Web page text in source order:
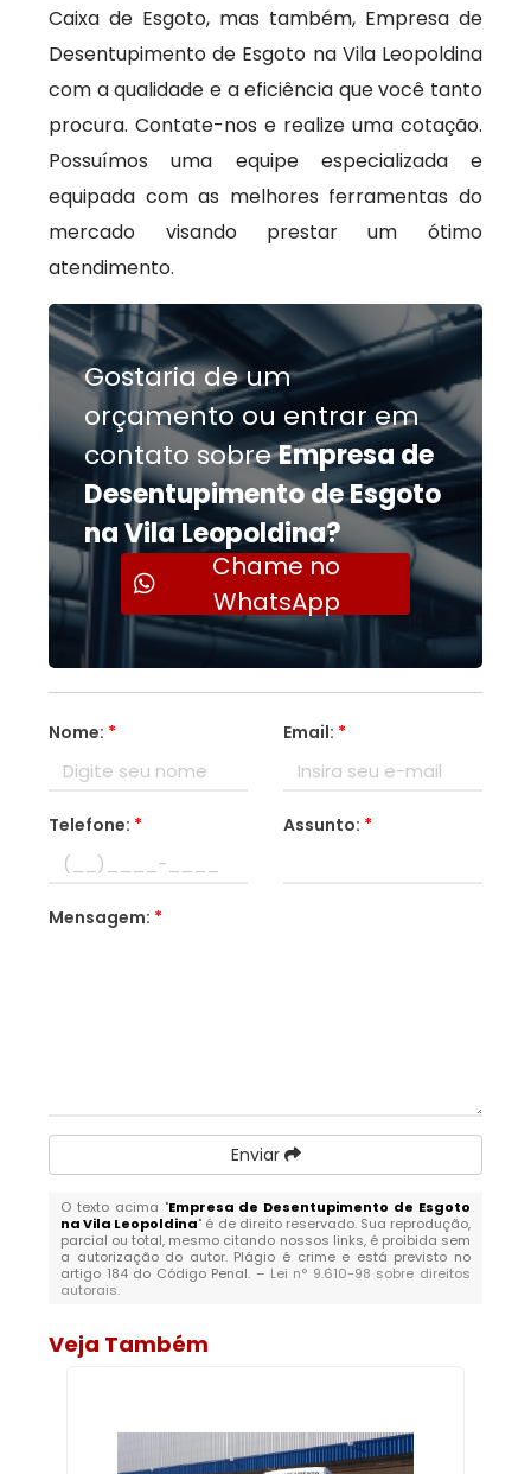
Caixa de Esgoto, mas também, Empresa de
Desentupimento de Esgoto na Vila Leopoldina
com a qualidade e a eficiência que você tanto
procura. Contate-nos e realize uma cotação.
Possuímos uma equipe especializada e
equipada com as melhores ferramentas do
mercado visando prestar um ótimo
atendimento.
Gostaria de um
orçamento ou entrar em
contato sobreEmpresa de
Desentupimento de Esgoto
na Vila Leopoldina?
Chame no
WhatsApp
Nome: * Email: *
Telefone: * Assunto: *
Mensagem: *
Enviar
O texto acima "Empresa de Desentupimento de Esgoto
na Vila Leopoldina" é de direito reservado. Sua reprodução,
parcial ou total, mesmo citando nossos links, é proibida sem
a autorização do autor. Plágio é crime e está previsto no
artigo 184 do Código Penal. – Lei n° 9.610-98 sobre direitos
autorais.
Veja Também